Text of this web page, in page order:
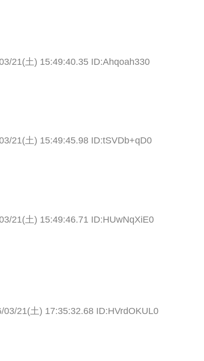
21(土) 15:49:40.35 ID:Ahqoah330
21(土) 15:49:45.98 ID:tSVDb+qD0
21(土) 15:49:46.71 ID:HUwNqXiE0
03/21(土) 17:35:32.68 ID:HVrdOKUL0